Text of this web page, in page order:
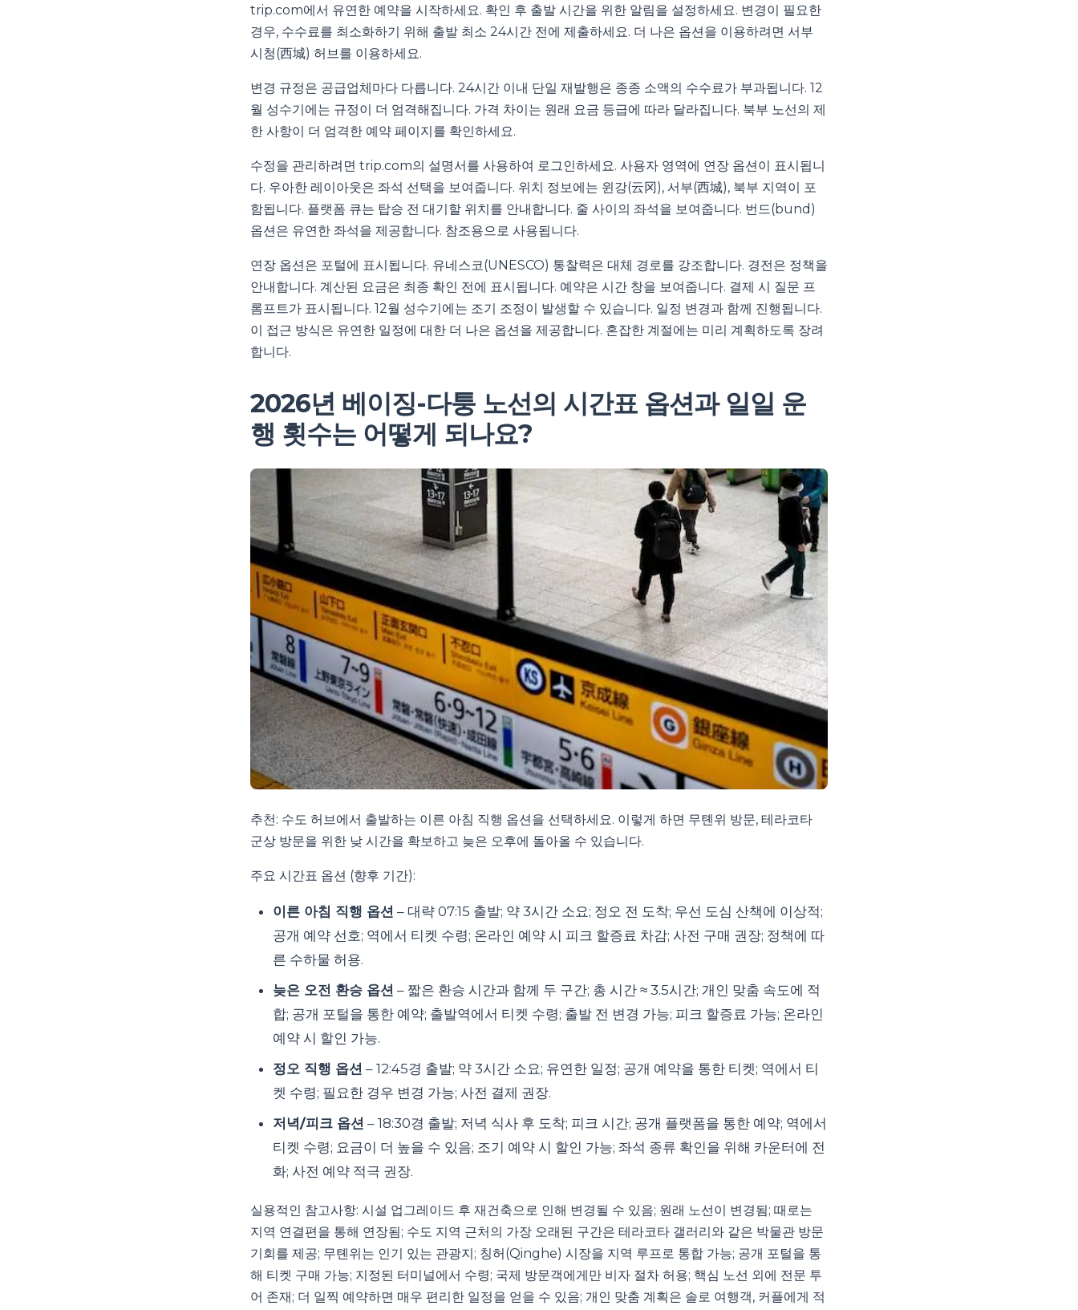
trip.com에서 유연한 예약을 시작하세요. 확인 후 출발 시간을 위한 알림을 설정하세요. 변경이 필요한
경우, 수수료를 최소화하기 위해 출발 최소 24시간 전에 제출하세요. 더 나은 옵션을 이용하려면 서부
시청(西城) 허브를 이용하세요.
변경 규정은 공급업체마다 다릅니다. 24시간 이내 단일 재발행은 종종 소액의 수수료가 부과됩니다. 12
월 성수기에는 규정이 더 엄격해집니다. 가격 차이는 원래 요금 등급에 따라 달라집니다. 북부 노선의 제
한 사항이 더 엄격한 예약 페이지를 확인하세요.
수정을 관리하려면 trip.com의 설명서를 사용하여 로그인하세요. 사용자 영역에 연장 옵션이 표시됩니
다. 우아한 레이아웃은 좌석 선택을 보여줍니다. 위치 정보에는 윈강(云冈), 서부(西城), 북부 지역이 포
함됩니다. 플랫폼 큐는 탑승 전 대기할 위치를 안내합니다. 줄 사이의 좌석을 보여줍니다. 번드(bund)
옵션은 유연한 좌석을 제공합니다. 참조용으로 사용됩니다.
연장 옵션은 포털에 표시됩니다. 유네스코(UNESCO) 통찰력은 대체 경로를 강조합니다. 경전은 정책을
안내합니다. 계산된 요금은 최종 확인 전에 표시됩니다. 예약은 시간 창을 보여줍니다. 결제 시 질문 프
롬프트가 표시됩니다. 12월 성수기에는 조기 조정이 발생할 수 있습니다. 일정 변경과 함께 진행됩니다.
이 접근 방식은 유연한 일정에 대한 더 나은 옵션을 제공합니다. 혼잡한 계절에는 미리 계획하도록 장려
합니다.
2026년 베이징-다퉁 노선의 시간표 옵션과 일일 운
행 횟수는 어떻게 되나요?
추천: 수도 허브에서 출발하는 이른 아침 직행 옵션을 선택하세요. 이렇게 하면 무톈위 방문, 테라코타
군상 방문을 위한 낮 시간을 확보하고 늦은 오후에 돌아올 수 있습니다.
주요 시간표 옵션 (향후 기간):
이른 아침 직행 옵션 – 대략 07:15 출발; 약 3시간 소요; 정오 전 도착; 우선 도심 산책에 이상적;
공개 예약 선호; 역에서 티켓 수령; 온라인 예약 시 피크 할증료 차감; 사전 구매 권장; 정책에 따
른 수하물 허용.
늦은 오전 환승 옵션 – 짧은 환승 시간과 함께 두 구간; 총 시간 ≈ 3.5시간; 개인 맞춤 속도에 적
합; 공개 포털을 통한 예약; 출발역에서 티켓 수령; 출발 전 변경 가능; 피크 할증료 가능; 온라인
예약 시 할인 가능.
정오 직행 옵션 – 12:45경 출발; 약 3시간 소요; 유연한 일정; 공개 예약을 통한 티켓; 역에서 티
켓 수령; 필요한 경우 변경 가능; 사전 결제 권장.
저녁/피크 옵션 – 18:30경 출발; 저녁 식사 후 도착; 피크 시간; 공개 플랫폼을 통한 예약; 역에서
티켓 수령; 요금이 더 높을 수 있음; 조기 예약 시 할인 가능; 좌석 종류 확인을 위해 카운터에 전
화; 사전 예약 적극 권장.
실용적인 참고사항: 시설 업그레이드 후 재건축으로 인해 변경될 수 있음; 원래 노선이 변경됨; 때로는
지역 연결편을 통해 연장됨; 수도 지역 근처의 가장 오래된 구간은 테라코타 갤러리와 같은 박물관 방문
기회를 제공; 무톈위는 인기 있는 관광지; 칭허(Qinghe) 시장을 지역 루프로 통합 가능; 공개 포털을 통
해 티켓 구매 가능; 지정된 터미널에서 수령; 국제 방문객에게만 비자 절차 허용; 핵심 노선 외에 전문 투
어 존재; 더 일찍 예약하면 매우 편리한 일정을 얻을 수 있음; 개인 맞춤 계획은 솔로 여행객, 커플에게 적